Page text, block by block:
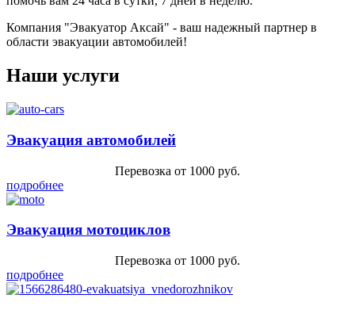
Компания "Эвакуатор Аксай" - ваш надежный партнер в
области эвакуации автомобилей!
Наши услуги
Эвакуация автомобилей
Перевозка от 1000 руб.
подробнее
Эвакуация мотоциклов
Перевозка от 1000 руб.
подробнее